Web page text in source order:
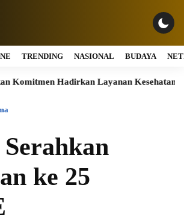
TRENDING NASIONAL BUDAYA
Hadirkan Layanan Kesehatan
ke 25